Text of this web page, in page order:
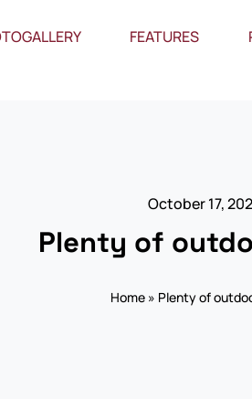
FEATURES
October 17,
Plenty of
Home » Plenty of